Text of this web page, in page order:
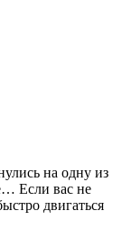
на одну из
Если вас не
двигаться